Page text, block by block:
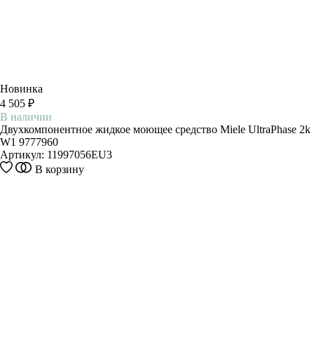
Новинка
4 505 ₽
В наличии
Двухкомпонентное жидкое моющее средство Miele UltraPhase 2k
W1 9777960
Артикул: 11997056EU3
В корзину